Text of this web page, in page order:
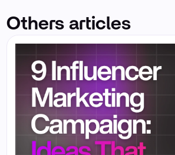
Others articles